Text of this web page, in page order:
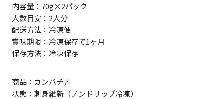
内容量：70g×2パック
人数目安：2人分
配送方法：冷凍便
賞味期限：冷凍保存で1ヶ月
保存方法：冷凍保存
商品：カンパチ丼
状態：刺身維新（ノンドリップ冷凍）